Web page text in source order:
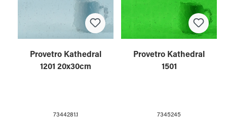
Provetro Kathedral
1201 20x30cm
7344281.1
Provetro Kathedral
1501
7345245